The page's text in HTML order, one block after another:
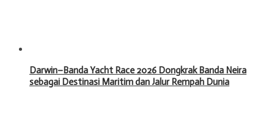
Darwin–Banda Yacht Race 2026 Dongkrak Banda Neira
sebagai Destinasi Maritim dan Jalur Rempah Dunia